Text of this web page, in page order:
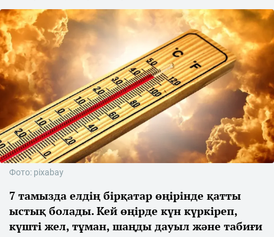
Фото: pixabay
7 тамызда елдің бірқатар өңірінде қатты
ыстық болады. Кей өңірде күн күркіреп,
күшті жел, тұман, шаңды дауыл және табиғи